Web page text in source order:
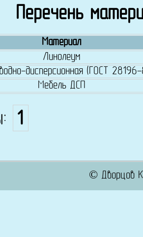
Перечень
Материал
Линолеум
дисперсионная (ГОСТ
Мебель ДСП
1
© Дворцов